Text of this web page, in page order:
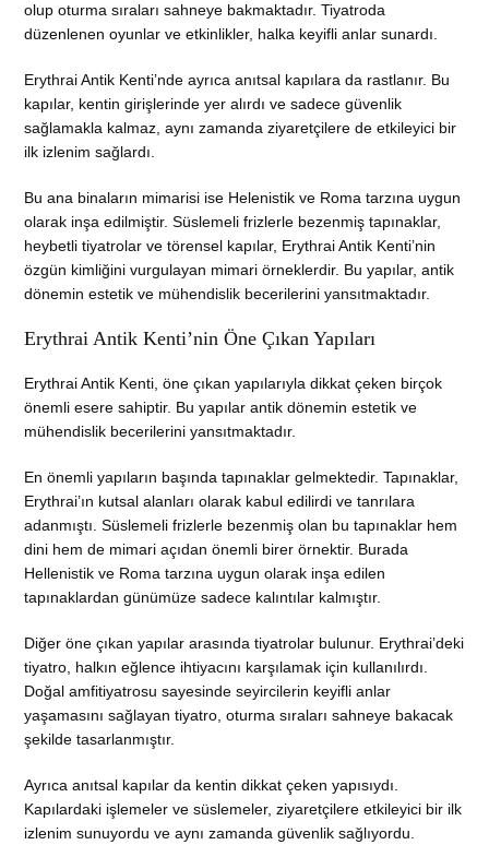
olup oturma sıraları sahneye bakmaktadır. Tiyatroda
düzenlenen oyunlar ve etkinlikler, halka keyifli anlar sunardı.
Erythrai Antik Kenti’nde ayrıca anıtsal kapılara da rastlanır. Bu
kapılar, kentin girişlerinde yer alırdı ve sadece güvenlik
sağlamakla kalmaz, aynı zamanda ziyaretçilere de etkileyici bir
ilk izlenim sağlardı.
Bu ana binaların mimarisi ise Helenistik ve Roma tarzına uygun
olarak inşa edilmiştir. Süslemeli frizlerle bezenmiş tapınaklar,
heybetli tiyatrolar ve törensel kapılar, Erythrai Antik Kenti’nin
özgün kimliğini vurgulayan mimari örneklerdir. Bu yapılar, antik
dönemin estetik ve mühendislik becerilerini yansıtmaktadır.
Erythrai Antik Kenti’nin Öne Çıkan Yapıları
Erythrai Antik Kenti, öne çıkan yapılarıyla dikkat çeken birçok
önemli esere sahiptir. Bu yapılar antik dönemin estetik ve
mühendislik becerilerini yansıtmaktadır.
En önemli yapıların başında tapınaklar gelmektedir. Tapınaklar,
Erythrai’ın kutsal alanları olarak kabul edilirdi ve tanrılara
adanmıştı. Süslemeli frizlerle bezenmiş olan bu tapınaklar hem
dini hem de mimari açıdan önemli birer örnektir. Burada
Hellenistik ve Roma tarzına uygun olarak inşa edilen
tapınaklardan günümüze sadece kalıntılar kalmıştır.
Diğer öne çıkan yapılar arasında tiyatrolar bulunur. Erythrai’deki
tiyatro, halkın eğlence ihtiyacını karşılamak için kullanılırdı.
Doğal amfitiyatrosu sayesinde seyircilerin keyifli anlar
yaşamasını sağlayan tiyatro, oturma sıraları sahneye bakacak
şekilde tasarlanmıştır.
Ayrıca anıtsal kapılar da kentin dikkat çeken yapısıydı.
Kapılardaki işlemeler ve süslemeler, ziyaretçilere etkileyici bir ilk
izlenim sunuyordu ve aynı zamanda güvenlik sağlıyordu.